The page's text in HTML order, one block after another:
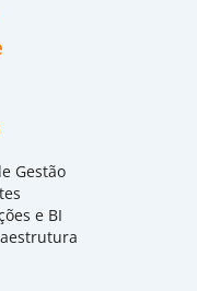
Gestão
e BI